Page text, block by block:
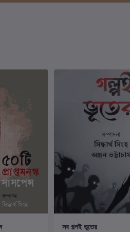
কার্টে যোগ করুন
সব গল্পই ভূতের